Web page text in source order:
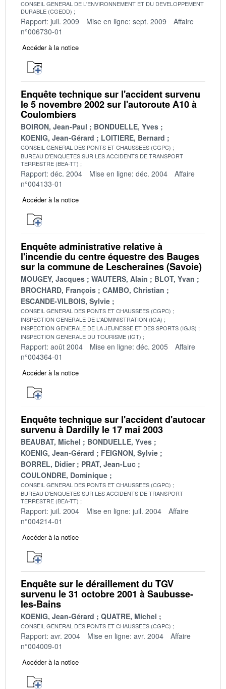
CONSEIL GENERAL DE L'ENVIRONNEMENT ET DU DEVELOPPEMENT
DURABLE (CGEDD)
Rapport: juil. 2009 Mise en ligne: sept. 2009
Affaire
n°006730-01
Accéder à la notice
Enquête technique sur l'accident survenu
le 5 novembre 2002 sur l'autoroute A10 à
Coulombiers
BOIRON, Jean-Paul
BONDUELLE, Yves
KOENIG, Jean-Gérard
LOITIERE, Bernard
CONSEIL GENERAL DES PONTS ET CHAUSSEES (CGPC)
BUREAU D'ENQUETES SUR LES ACCIDENTS DE TRANSPORT
TERRESTRE (BEA-TT)
Rapport: déc. 2004 Mise en ligne: déc. 2004
Affaire
n°004133-01
Accéder à la notice
Enquête administrative relative à
l'incendie du centre équestre des Bauges
sur la commune de Lescheraines (Savoie)
MOUGEY, Jacques WAUTERS, Alain
BLOT, Yvan
BROCHARD, François
CAMBO, Christian
ESCANDE-VILBOIS, Sylvie
CONSEIL GENERAL DES PONTS ET CHAUSSEES (CGPC)
INSPECTION GENERALE DE L'ADMINISTRATION (IGA)
INSPECTION GENERALE DE LA JEUNESSE ET DES SPORTS (IGJS)
INSPECTION GENERALE DU TOURISME (IGT)
Rapport: août 2004 Mise en ligne: déc. 2005
Affaire
n°004364-01
Accéder à la notice
Enquête technique sur l'accident d'autocar
survenu à Dardilly le 17 mai 2003
BEAUBAT, Michel
BONDUELLE, Yves
KOENIG, Jean-Gérard
FEIGNON, Sylvie
BORREL, Didier
PRAT, Jean-Luc
COULONDRE, Dominique
CONSEIL GENERAL DES PONTS ET CHAUSSEES (CGPC)
BUREAU D'ENQUETES SUR LES ACCIDENTS DE TRANSPORT
TERRESTRE (BEA-TT)
Rapport: juil. 2004 Mise en ligne: juil. 2004
Affaire
n°004214-01
Accéder à la notice
Enquête sur le déraillement du TGV
survenu le 31 octobre 2001 à Saubusse-
les-Bains
KOENIG, Jean-Gérard QUATRE, Michel
CONSEIL GENERAL DES PONTS ET CHAUSSEES (CGPC)
Rapport: avr. 2004 Mise en ligne: avr. 2004
Affaire
n°004009-01
Accéder à la notice